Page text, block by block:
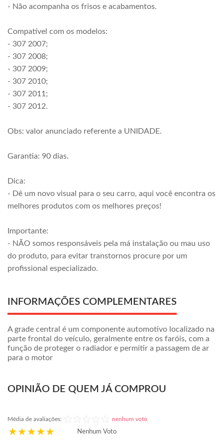
- Não acompanha os frisos e acabamentos.
Compatível com os modelos:
- 307 2007;
- 307 2008;
- 307 2009;
- 307 2010;
- 307 2011;
- 307 2012.
Obs: valor anunciado referente a UNIDADE.
Garantia: 90 dias.
Dica:
- Dê um novo visual para o seu carro, aqui você encontra os
melhores produtos com os melhores preços!
Importante:
- NÃO somos responsáveis pela má instalação ou mau uso
do produto, para evitar transtornos procure por um
profissional especializado.
INFORMAÇÕES COMPLEMENTARES
A grade central é um componente automotivo localizado na
parte frontal do veículo, geralmente entre os faróis, com a
função de proteger o radiador e permitir a passagem de ar
para o motor
OPINIÃO DE QUEM JÁ COMPROU
Média de avaliações: nenhum voto
Nenhum Voto